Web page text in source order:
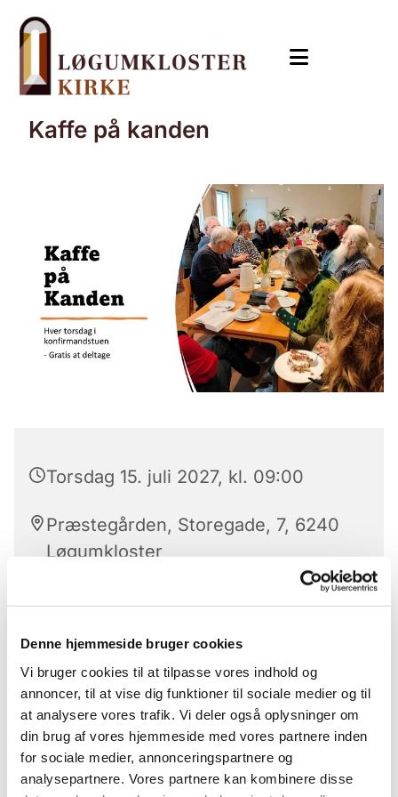
Denne hjemmeside bruger cookies
Vi bruger cookies til at tilpasse vores indhold og
annoncer, til at vise dig funktioner til sociale medier og til
at analysere vores trafik. Vi deler også oplysninger om
din brug af vores hjemmeside med vores partnere inden
for sociale medier, annonceringspartnere og
analysepartnere. Vores partnere kan kombinere disse
Kaffe på kanden
Torsdag 15. juli 2027, kl. 09:00
Præstegården, Storegade, 7, 6240
Løgumkloster
Kom til kaffe på kanden, som afholdes hver
torsdag i kirkens konfirmandstue, der ligger bag
præstegården (storegade 7)
Alle er hjerteligt velkomne og det er gratis og
uforpligtende at deltage